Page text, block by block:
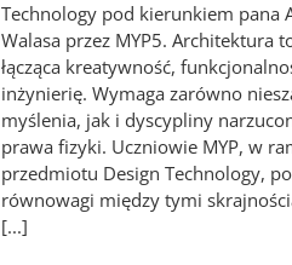
Technology pod kierunkiem pana
Walasa przez MYP5. Architektura
łącząca kreatywność,
inżynierię. Wymaga zarówno
myślenia, jak i dyscypliny
prawa fizyki. Uczniowie MYP, w
przedmiotu Design Technology,
równowagi między tymi
[...]